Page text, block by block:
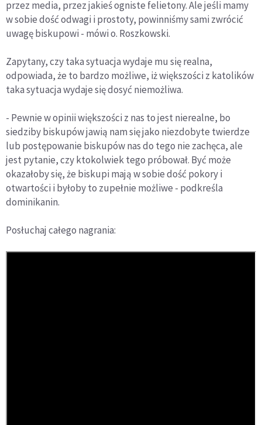
przez media, przez jakieś ogniste felietony. Ale jeśli mamy
w sobie dość odwagi i prostoty, powinniśmy sami zwrócić
uwagę biskupowi - mówi o. Roszkowski.
Zapytany, czy taka sytuacja wydaje mu się realna,
odpowiada, że to bardzo możliwe, iż większości z katolików
taka sytuacja wydaje się dosyć niemożliwa.
- Pewnie w opinii większości z nas to jest nierealne, bo
siedziby biskupów jawią nam się jako niezdobyte twierdze
lub postępowanie biskupów nas do tego nie zachęca, ale
jest pytanie, czy ktokolwiek tego próbował. Być może
okazałoby się, że biskupi mają w sobie dość pokory i
otwartości i byłoby to zupełnie możliwe - podkreśla
dominikanin.
Posłuchaj całego nagrania: